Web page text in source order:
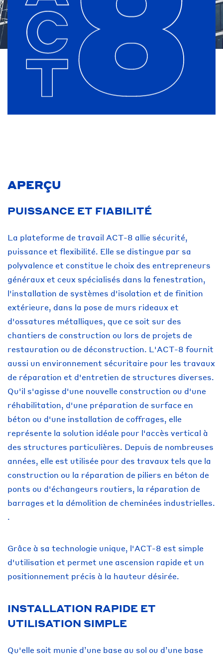
APERÇU
PUISSANCE ET FIABILITÉ
La plateforme de travail ACT-8 allie sécurité,
puissance et flexibilité. Elle se distingue par sa
polyvalence et constitue le choix des entrepreneurs
généraux et ceux spécialisés dans la fenestration,
l'installation de systèmes d'isolation et de finition
extérieure, dans la pose de murs rideaux et
d'ossatures métalliques, que ce soit sur des
chantiers de construction ou lors de projets de
restauration ou de déconstruction. L'ACT-8 fournit
aussi un environnement sécuritaire pour les travaux
de réparation et d'entretien de structures diverses.
Qu'il s'agisse d'une nouvelle construction ou d'une
réhabilitation, d'une préparation de surface en
béton ou d'une installation de coffrages, elle
représente la solution idéale pour l'accès vertical à
des structures particulières. Depuis de nombreuses
années, elle est utilisée pour des travaux tels que la
construction ou la réparation de piliers en béton de
ponts ou d'échangeurs routiers, la réparation de
barrages et la démolition de cheminées industrielles.
.
Grâce à sa technologie unique, l'ACT-8 est simple
d'utilisation et permet une ascension rapide et un
positionnement précis à la hauteur désirée.
INSTALLATION RAPIDE ET
UTILISATION SIMPLE
Qu'elle soit munie d’une base au sol ou d’une base